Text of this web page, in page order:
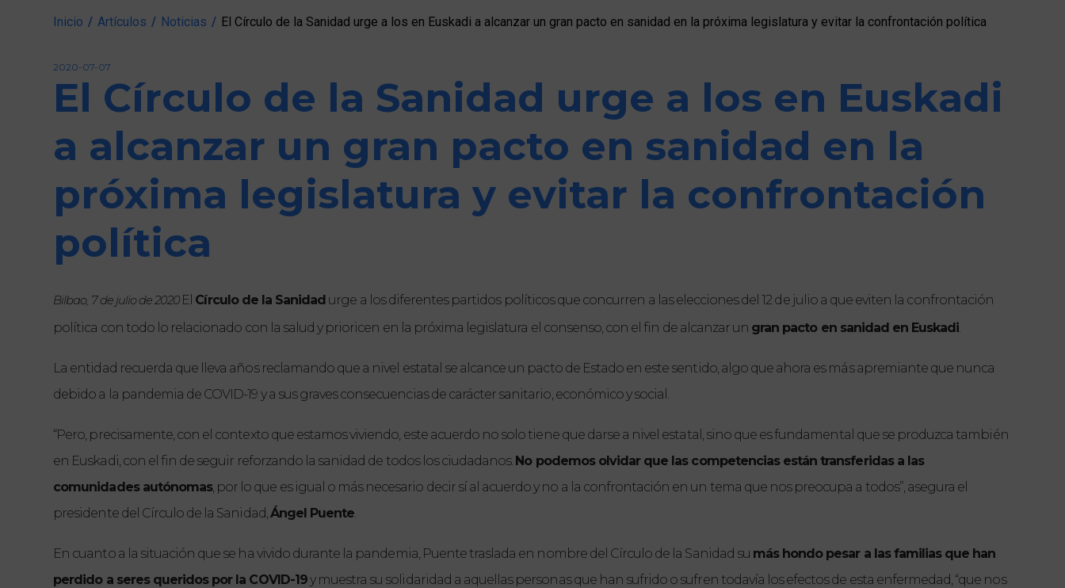
Inicio / Artículos / Noticias / El Círculo de la Sanidad urge a los en Euskadi a alcanzar un gran pacto en sanidad en la próxima legislatura y evitar la confrontación política
2020-07-07
El Círculo de la Sanidad urge a los en Euskadi
a alcanzar un gran pacto en sanidad en la
próxima legislatura y evitar la confrontación
política
Bilbao, 7 de julio de 2020 El Círculo de la Sanidad urge a los diferentes partidos políticos que concurren a las elecciones del 12 de julio a que eviten la confrontación
política con todo lo relacionado con la salud y prioricen en la próxima legislatura el consenso, con el fin de alcanzar un gran pacto en sanidad en Euskadi.
La entidad recuerda que lleva años reclamando que a nivel estatal se alcance un pacto de Estado en este sentido, algo que ahora es más apremiante que nunca
debido a la pandemia de COVID-19 y a sus graves consecuencias de carácter sanitario, económico y social.
“Pero, precisamente, con el contexto que estamos viviendo, este acuerdo no solo tiene que darse a nivel estatal, sino que es fundamental que se produzca también
en Euskadi, con el fin de seguir reforzando la sanidad de todos los ciudadanos. No podemos olvidar que las competencias están transferidas a las
comunidades autónomas, por lo que es igual o más necesario decir sí al acuerdo y no a la confrontación en un tema que nos preocupa a todos”, asegura el
presidente del Círculo de la Sanidad, Ángel Puente.
En cuanto a la situación que se ha vivido durante la pandemia, Puente traslada en nombre del Círculo de la Sanidad su más hondo pesar a las familias que han
perdido a seres queridos por la COVID-19 y muestra su solidaridad a aquellas personas que han sufrido o sufren todavía los efectos de esta enfermedad, “que nos